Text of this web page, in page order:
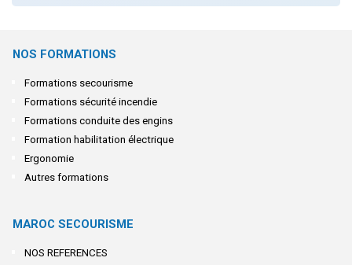
NOS FORMATIONS
Formations secourisme
Formations sécurité incendie
Formations conduite des engins
Formation habilitation électrique
Ergonomie
Autres formations
MAROC SECOURISME
NOS REFERENCES